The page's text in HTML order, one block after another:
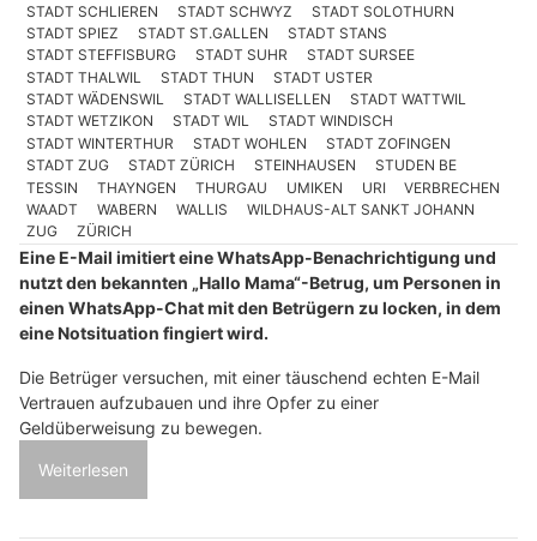
STADT SCHLIEREN
STADT SCHWYZ
STADT SOLOTHURN
STADT SPIEZ
STADT ST.GALLEN
STADT STANS
STADT STEFFISBURG
STADT SUHR
STADT SURSEE
STADT THALWIL
STADT THUN
STADT USTER
STADT WÄDENSWIL
STADT WALLISELLEN
STADT WATTWIL
STADT WETZIKON
STADT WIL
STADT WINDISCH
STADT WINTERTHUR
STADT WOHLEN
STADT ZOFINGEN
STADT ZUG
STADT ZÜRICH STEINHAUSEN
STUDEN BE
TESSIN
THAYNGEN THURGAU UMIKEN URI
VERBRECHEN
WAADT
WABERN WALLIS
WILDHAUS-ALT SANKT JOHANN
ZUG
ZÜRICH
Eine E-Mail imitiert eine WhatsApp-Benachrichtigung und
nutzt den bekannten „Hallo Mama“-Betrug, um Personen in
einen WhatsApp-Chat mit den Betrügern zu locken, in dem
eine Notsituation fingiert wird.
Die Betrüger versuchen, mit einer täuschend echten E-Mail
Vertrauen aufzubauen und ihre Opfer zu einer
Geldüberweisung zu bewegen.
Weiterlesen